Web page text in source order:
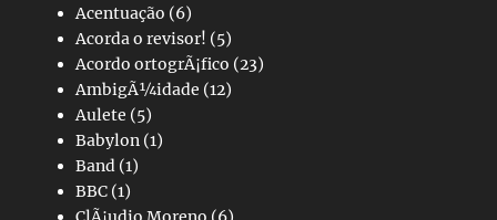
Acentuação (6)
Acorda o revisor! (5)
Acordo ortogrÃ¡fico (23)
AmbigÃ¼idade (12)
Aulete (5)
Babylon (1)
Band (1)
BBC (1)